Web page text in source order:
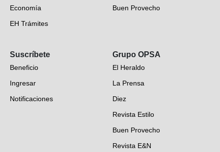
Economía
EH Trámites
EH Verifica
Fotogalerías
Deportes
Videos
Buen Provecho
Suscríbete
Beneficio
Ingresar
Notificaciones
Grupo OPSA
El Heraldo
La Prensa
Diez
Revista Estilo
Buen Provecho
Revista E&N